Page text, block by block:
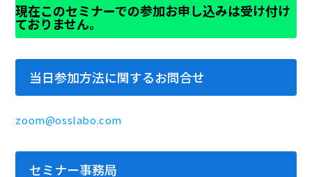
現在このセミナーでの参加お申し込みは受け付け
ておりません。
当日参加方法に関するお問合せ
zoom@osslabo.com
セミナー事務局